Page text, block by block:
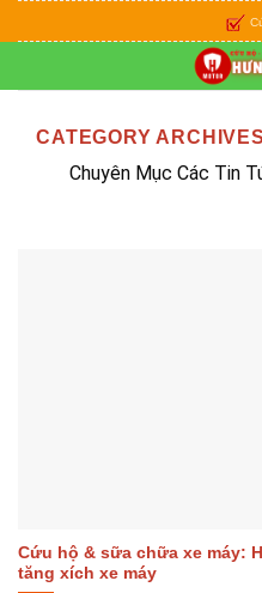
to
Cứu
CATEGORY
Chuyên Mục Các Tin
Cứu hộ & sữa chữa xe máy:
tăng xích xe máy